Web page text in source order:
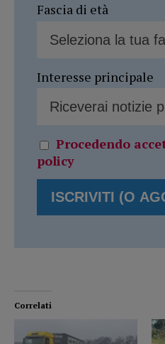
Fascia di età
Interesse principale
Procedendo
policy
Correlati